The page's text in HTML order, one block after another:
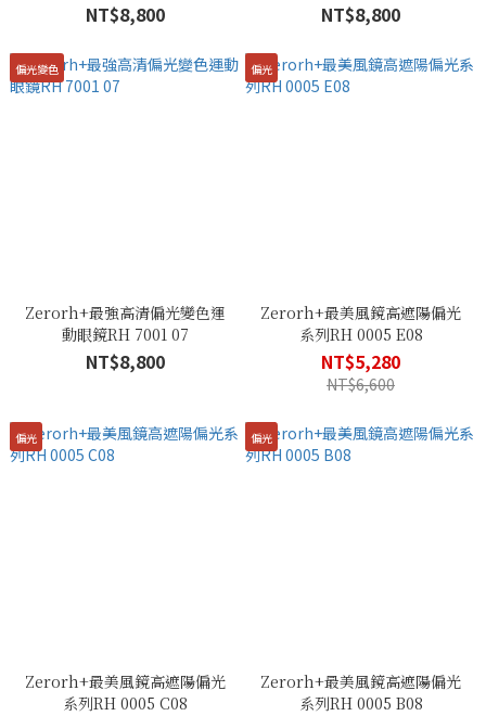
NT$8,800 NT$8,800
偏光變色
Zerorh+最強高清偏光變色運
動眼鏡RH 7001 07
NT$8,800
偏光
Zerorh+最美風鏡高遮陽偏光
系列RH 0005 E08
NT$5,280
NT$6,600
偏光
Zerorh+最美風鏡高遮陽偏光
系列RH 0005 C08
偏光
Zerorh+最美風鏡高遮陽偏光
系列RH 0005 B08